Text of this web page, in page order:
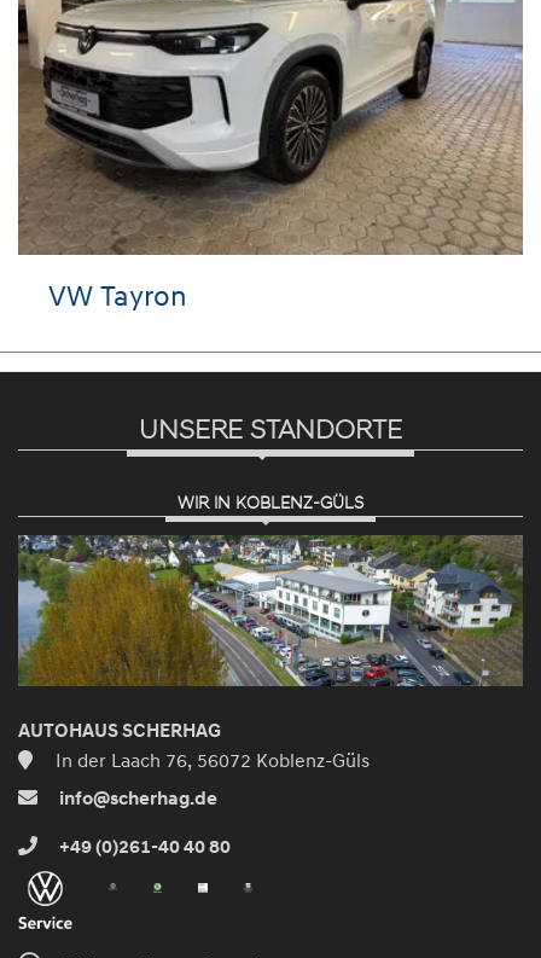
VW Tayron
UNSERE STANDORTE
WIR IN KOBLENZ-GÜLS
AUTOHAUS SCHERHAG
In der Laach 76, 56072 Koblenz-Güls
info@scherhag.de
+49 (0)261-40 40 80